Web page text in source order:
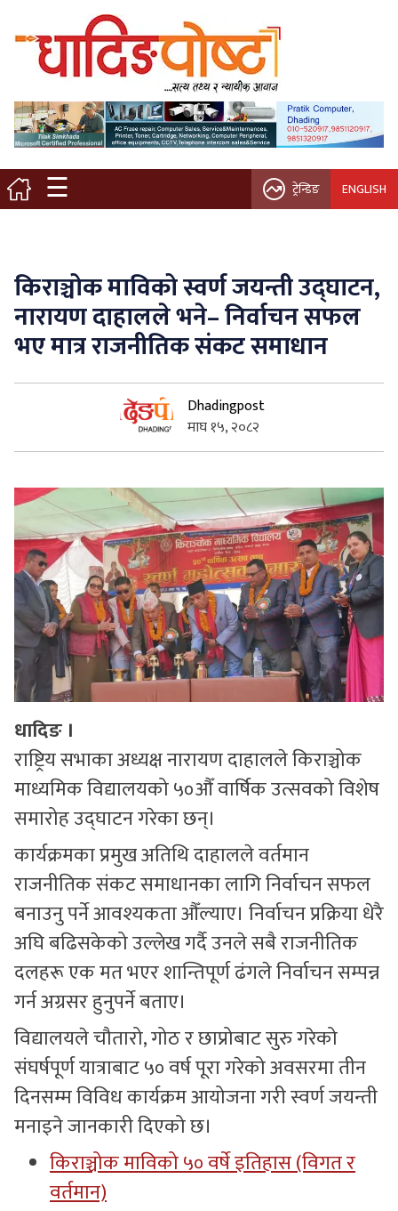
☰
मुख्य पृष्ठ
स्थानीय समाचार
विचार / ब्लग
नगर/गाउँ पालिका
कृषि/सहकारी
साहित्य / संस्कृति
प्रवास
भिडियो
ट्रेन्डिङ ENGLISH
किराञ्चोक माविको स्वर्ण जयन्ती उद्घाटन,
नारायण दाहालले भने– निर्वाचन सफल
भए मात्र राजनीतिक संकट समाधान
Dhadingpost
माघ १५, २०८२
धादिङ ।
राष्ट्रिय सभाका अध्यक्ष नारायण दाहालले किराञ्चोक
माध्यमिक विद्यालयको ५०औँ वार्षिक उत्सवको विशेष
समारोह उद्घाटन गरेका छन्।
कार्यक्रमका प्रमुख अतिथि दाहालले वर्तमान
राजनीतिक संकट समाधानका लागि निर्वाचन सफल
बनाउनु पर्ने आवश्यकता औँल्याए। निर्वाचन प्रक्रिया धेरै
अघि बढिसकेको उल्लेख गर्दै उनले सबै राजनीतिक
दलहरू एक मत भएर शान्तिपूर्ण ढंगले निर्वाचन सम्पन्न
गर्न अग्रसर हुनुपर्ने बताए।
विद्यालयले चौतारो, गोठ र छाप्रोबाट सुरु गरेको
संघर्षपूर्ण यात्राबाट ५० वर्ष पूरा गरेको अवसरमा तीन
दिनसम्म विविध कार्यक्रम आयोजना गरी स्वर्ण जयन्ती
मनाइने जानकारी दिएको छ।
किराञ्चोक माविको ५० वर्षे इतिहास (विगत र
वर्तमान)